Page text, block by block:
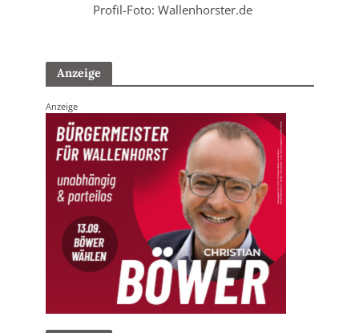
Profil-Foto: Wallenhorster.de
Anzeige
Anzeige